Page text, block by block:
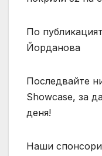
По
Йорданова
Последвайте
Showcase, за
деня!
Наши спонсори